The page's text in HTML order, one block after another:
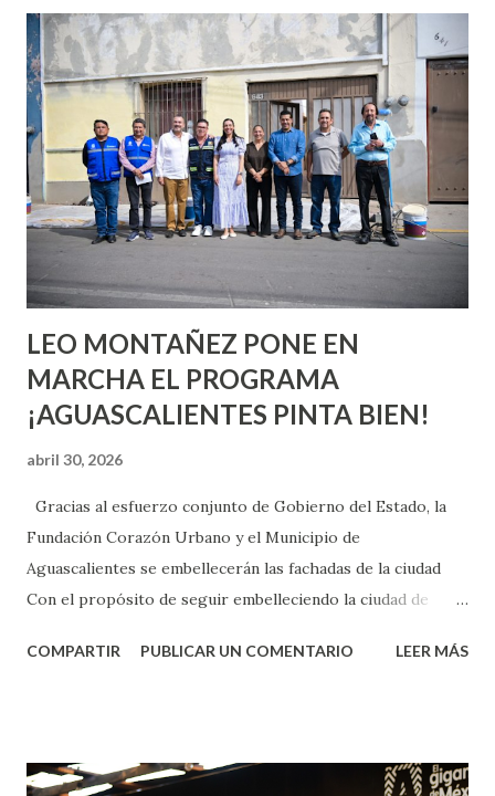
conoces ni la mitad de lo que deberías saber. Pero incluso
quienes ya han tenido relaciones sexuales no son expertos
o expertas en el tema. Siempre hay algo nuevo que
aprender y nuevas experiencias que conocer. Si eres una
chica y aún no has tenido relaciones sexuales, tal vez
pienses que el sexo será increíble y no puedas esperar para
experimentarlo, pero como cualquier persona con
experiencia te dirá, siempre es mejor cuando ambas partes
son suficientemen...
LEO MONTAÑEZ PONE EN
MARCHA EL PROGRAMA
¡AGUASCALIENTES PINTA BIEN!
abril 30, 2026
Gracias al esfuerzo conjunto de Gobierno del Estado, la
Fundación Corazón Urbano y el Municipio de
Aguascalientes se embellecerán las fachadas de la ciudad
Con el propósito de seguir embelleciendo la ciudad de
municipal, Leo Montañez dio inicio al programa
Corazón Urbano y el Municipio capital. Leo Montañez
COMPARTIR PUBLICAR UN COMENTARIO LEER MÁS